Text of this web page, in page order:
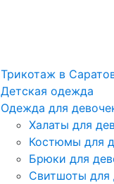
Трикотаж в
Детская одежда
Одежда для
Халаты для
Костюмы для
Брюки для
Свитшоты для